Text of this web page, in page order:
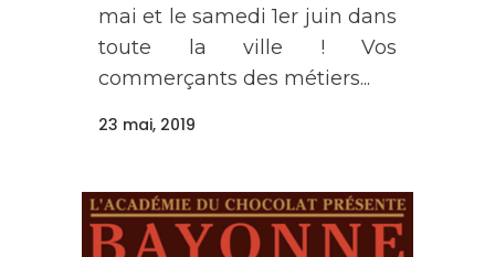
mai et le samedi 1er juin dans
toute la ville ! Vos
commerçants des métiers...
23 mai, 2019